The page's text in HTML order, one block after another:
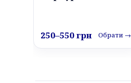
250–550 грн Обрати →